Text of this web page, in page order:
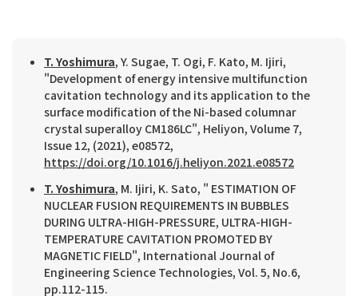
T. Yoshimura, Y. Sugae, T. Ogi, F. Kato, M. Ijiri,
"Development of energy intensive multifunction
cavitation technology and its application to the
surface modification of the Ni-based columnar
crystal superalloy CM186LC", Heliyon, Volume 7,
Issue 12, (2021), e08572,
https://doi.org/10.1016/j.heliyon.2021.e08572
T. Yoshimura, M. Ijiri, K. Sato, " ESTIMATION OF
NUCLEAR FUSION REQUIREMENTS IN BUBBLES
DURING ULTRA-HIGH-PRESSURE, ULTRA-HIGH-
TEMPERATURE CAVITATION PROMOTED BY
MAGNETIC FIELD", International Journal of
Engineering Science Technologies, Vol. 5, No.6,
pp.112-115.